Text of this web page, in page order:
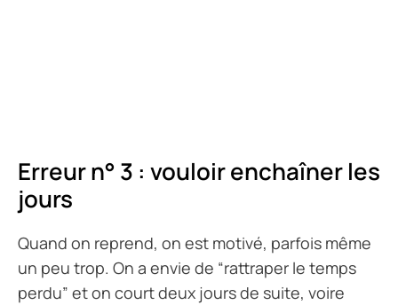
Erreur n° 3 : vouloir enchaîner les
jours
Quand on reprend, on est motivé, parfois même
un peu trop. On a envie de “rattraper le temps
perdu” et on court deux jours de suite, voire